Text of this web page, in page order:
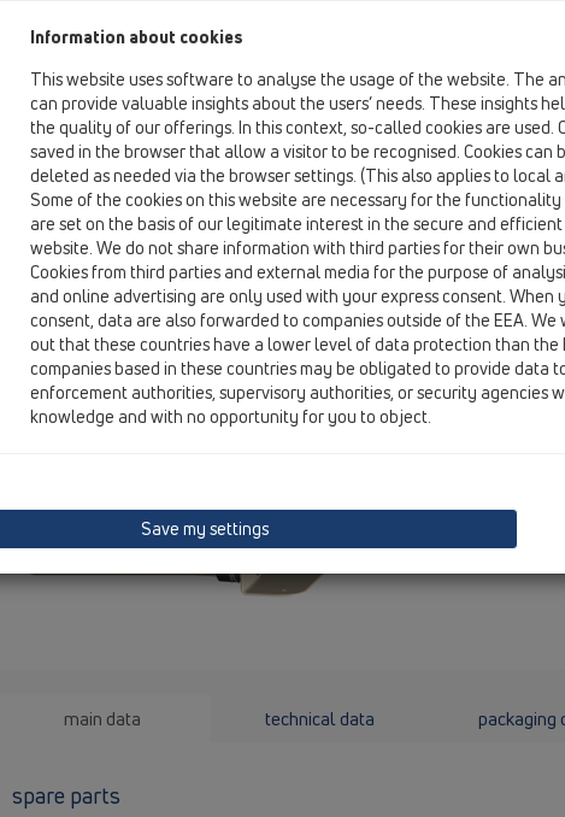
Ujëmbledhës parapeti
HL68F
HL68F.0/110
HL68F.0/110
Ujëmbledhës parapeti me fllanxhë PP dhe
DN110
Attica drain with PP
waterproofings, based on
main data technical data packaging
spare parts
Information about cookies
This website uses software to analyse the usage of the website. The
can provide valuable insights about the users’ needs. These insights
the quality of our offerings. In this context, so-called cookies are used.
saved in the browser that allow a visitor to be recognised. Cookies can
deleted as needed via the browser settings. (This also applies to local
Some of the cookies on this website are necessary for the
are set on the basis of our legitimate interest in the secure and
website. We do not share information with third parties for their own
Cookies from third parties and external media for the purpose of
and online advertising are only used with your express consent. When
consent, data are also forwarded to companies outside of the EEA.
out that these countries have a lower level of data protection than the
companies based in these countries may be obligated to provide data
enforcement authorities, supervisory authorities, or security agencies
knowledge and with no opportunity for you to object.
Save my settings